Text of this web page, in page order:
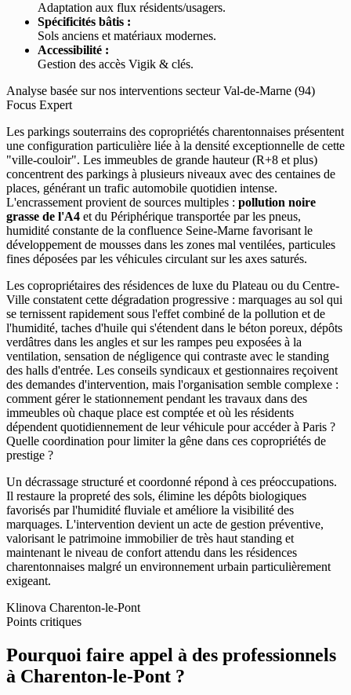
Adaptation aux flux résidents/usagers.
Spécificités bâtis :
Sols anciens et matériaux modernes.
Accessibilité :
Gestion des accès Vigik & clés.
Analyse basée sur nos interventions secteur Val-de-Marne (94)
Focus Expert
Les parkings souterrains des copropriétés charentonnaises présentent
une configuration particulière liée à la densité exceptionnelle de cette
"ville-couloir". Les immeubles de grande hauteur (R+8 et plus)
concentrent des parkings à plusieurs niveaux avec des centaines de
places, générant un trafic automobile quotidien intense.
L'encrassement provient de sources multiples : pollution noire
grasse de l'A4 et du Périphérique transportée par les pneus,
humidité constante de la confluence Seine-Marne favorisant le
développement de mousses dans les zones mal ventilées, particules
fines déposées par les véhicules circulant sur les axes saturés.
Les copropriétaires des résidences de luxe du Plateau ou du Centre-
Ville constatent cette dégradation progressive : marquages au sol qui
se ternissent rapidement sous l'effet combiné de la pollution et de
l'humidité, taches d'huile qui s'étendent dans le béton poreux, dépôts
verdâtres dans les angles et sur les rampes peu exposées à la
ventilation, sensation de négligence qui contraste avec le standing
des halls d'entrée. Les conseils syndicaux et gestionnaires reçoivent
des demandes d'intervention, mais l'organisation semble complexe :
comment gérer le stationnement pendant les travaux dans des
immeubles où chaque place est comptée et où les résidents
dépendent quotidiennement de leur véhicule pour accéder à Paris ?
Quelle coordination pour limiter la gêne dans ces copropriétés de
prestige ?
Un décrassage structuré et coordonné répond à ces préoccupations.
Il restaure la propreté des sols, élimine les dépôts biologiques
favorisés par l'humidité fluviale et améliore la visibilité des
marquages. L'intervention devient un acte de gestion préventive,
valorisant le patrimoine immobilier de très haut standing et
maintenant le niveau de confort attendu dans les résidences
charentonnaises malgré un environnement urbain particulièrement
exigeant.
Klinova Charenton-le-Pont
Points critiques
Pourquoi faire appel à des professionnels
à Charenton-le-Pont ?